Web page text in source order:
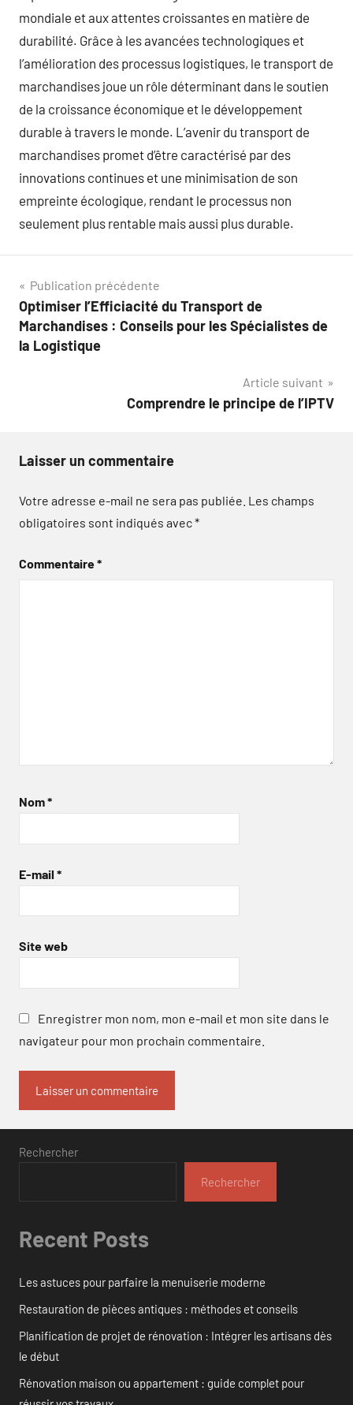
mondiale et aux attentes croissantes en matière de
durabilité. Grâce à les avancées technologiques et
l’amélioration des processus logistiques, le transport de
marchandises joue un rôle déterminant dans le soutien
de la croissance économique et le développement
durable à travers le monde. L’avenir du transport de
marchandises promet d’être caractérisé par des
innovations continues et une minimisation de son
empreinte écologique, rendant le processus non
seulement plus rentable mais aussi plus durable.
Navigation
de
l’article
Publication précédente
Optimiser l’Efficiacité du Transport de
Marchandises : Conseils pour les Spécialistes de
la Logistique
Article suivant
Comprendre le principe de l’IPTV
Laisser un commentaire
Votre adresse e-mail ne sera pas publiée. Les champs
obligatoires sont indiqués avec*
Commentaire*
Nom*
E-mail *
Site web
Enregistrer mon nom, mon e-mail et mon site dans le
navigateur pour mon prochain commentaire.
Rechercher
Rechercher
Recent Posts
Les astuces pour parfaire la menuiserie moderne
Restauration de pièces antiques : méthodes et conseils
Planification de projet de rénovation : Intégrer les artisans dès
le début
Rénovation maison ou appartement : guide complet pour